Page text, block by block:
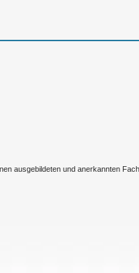
ausgebildeten und anerkannten